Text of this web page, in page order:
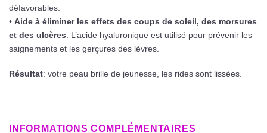
défavorables.
• Aide à éliminer les effets des coups de soleil, des morsures
et des ulcères . L’acide hyaluronique est utilisé pour prévenir les
saignements et les gerçures des lèvres.
Résultat: votre peau brille de jeunesse, les rides sont lissées.
INFORMATIONS COMPLÉMENTAIRES